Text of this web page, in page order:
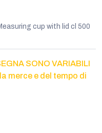
cup with lid cl 500
SONO VARIABILI
merce e del tempo di